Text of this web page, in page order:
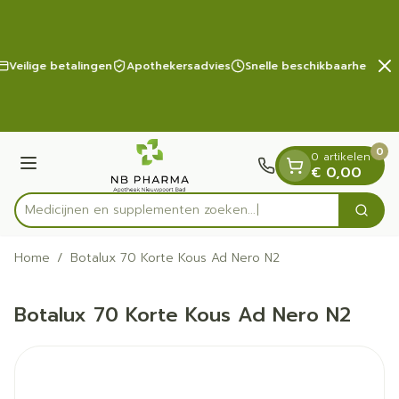
Veilige betalingen Apothekersadvies Snelle beschikbaarheid
Menu
Product, merk, categorie...
Medicijnen en supplementen zoeken... Zoek
0 artikelen
€ 0,00
0
Home / Botalux 70 Korte Kous Ad Nero N2
Botalux 70 Korte Kous Ad Nero N2